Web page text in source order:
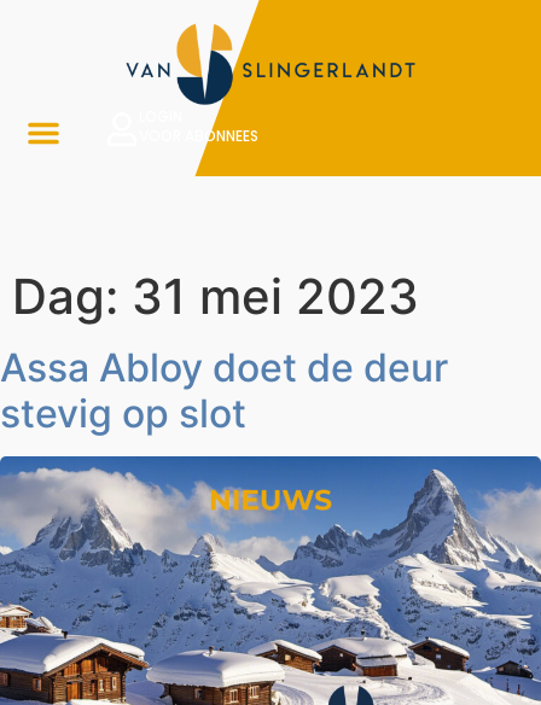
VOOR ABONNEES
Dag: 31 mei 2023
Assa Abloy doet de deur
stevig op slot